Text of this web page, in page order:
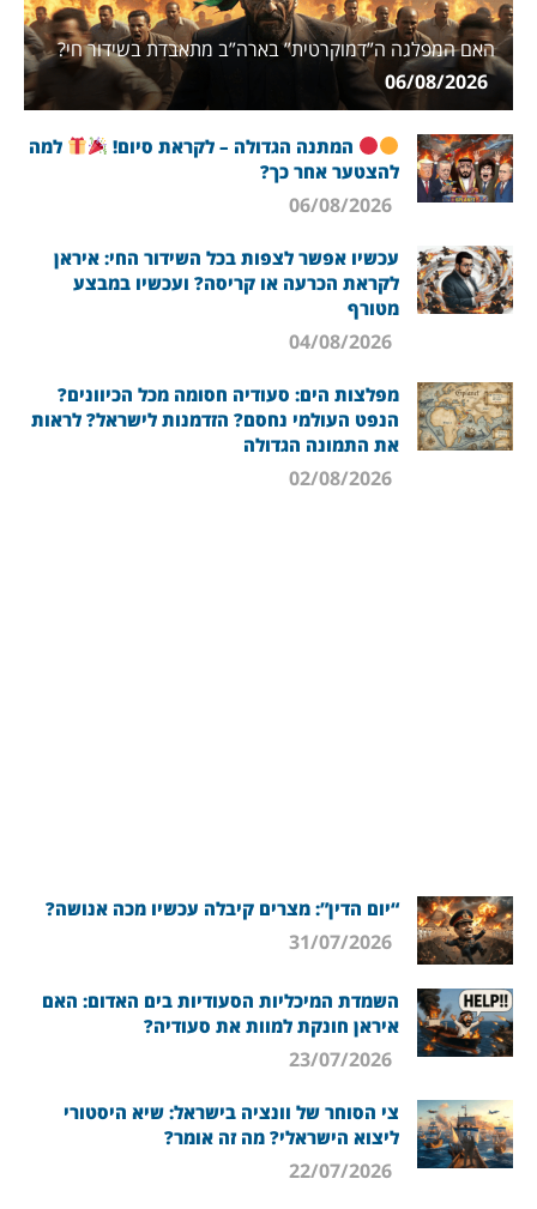
האם המפלגה ה”דמוקרטית” בארה”ב מתאבדת בשידור חי?
06/08/2026
המתנה הגדולה – לקראת סיום!
למה
להצטער אחר כך?
עכשיו אפשר לצפות בכל השידור החי: איראן
לקראת הכרעה או קריסה? ועכשיו במבצע
מטורף
מפלצות הים: סעודיה חסומה מכל הכיוונים?
הנפט העולמי נחסם? הזדמנות לישראל? לראות
את התמונה הגדולה
“יום הדין”: מצרים קיבלה עכשיו מכה אנושה?
השמדת המיכליות הסעודיות בים האדום: האם
איראן חונקת למוות את סעודיה?
צי הסוחר של וונציה בישראל: שיא היסטורי
ליצוא הישראלי? מה זה אומר?